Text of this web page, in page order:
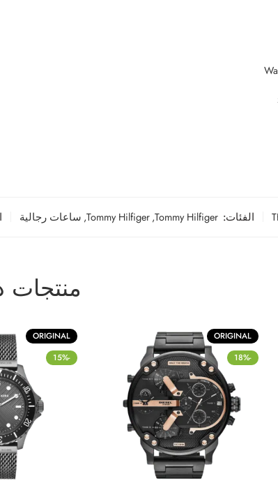
الفئات: Tommy Hilfiger
,
Tommy Hilfiger
, ساعات رجالية
ORIGINAL
-18%
ORIGINAL
-15%